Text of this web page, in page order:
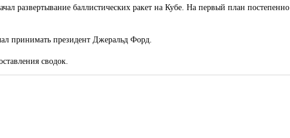
развертывание баллистических ракет на Кубе. На первый план постепенно
принимать президент Джеральд Форд.
сводок.